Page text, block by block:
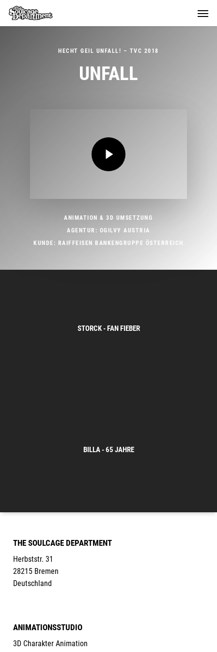
Skip
HECHT GEIL UNFALL! – TVC 2018
UNFALL
Play Video
ANIMATION & 3D UMSETZUNG
AGENTUR: OGILVY AUSTRIA
KUNDE: RAIFFEISEN BANKENGRUPPE ÖSTERREICH
STORCK - FAN FIEBER
BILLA - 65 JAHRE
THE SOULCAGE DEPARTMENT
Herbststr. 31
28215 Bremen
Deutschland
ANIMATIONSSTUDIO
3D Charakter Animation